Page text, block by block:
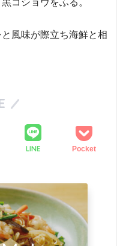
コショウをふる。
風味が際立ち海鮮と相
LINE Pocket